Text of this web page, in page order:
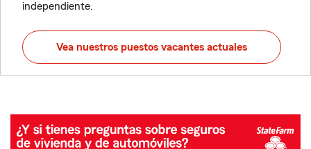
independiente.
Vea nuestros puestos vacantes actuales